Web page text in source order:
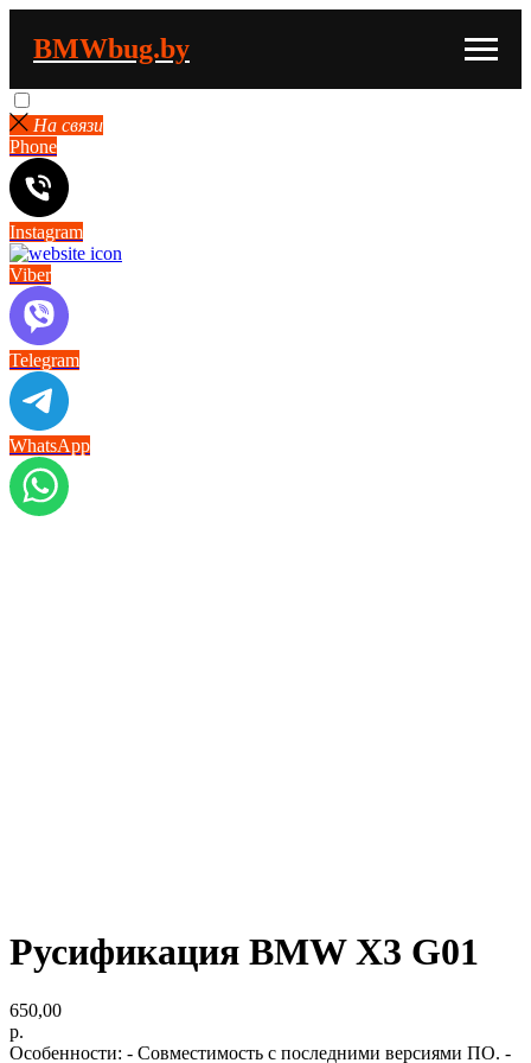
BMWbug.by
На связи
Phone
Instagram
Viber
Telegram
WhatsApp
Русификация BMW X3 G01
650,00
р.
Особенности: - Совместимость с последними версиями ПО. -